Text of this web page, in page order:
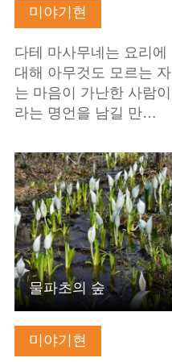
미야기현
다테 마사무네는 요리에
대해 아무것도 모르는 자
는 마음이 가난한 사람이
라는 명언을 남길 만…
미야기현
기본정보 보기
물파초의 숲